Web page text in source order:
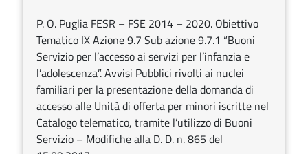
P. O. Puglia FESR – FSE 2014 – 2020. Obiettivo
Tematico IX Azione 9.7 Sub azione 9.7.1 “Buoni
Servizio per l’accesso ai servizi per l’infanzia e
l’adolescenza”. Avvisi Pubblici rivolti ai nuclei
familiari per la presentazione della domanda di
accesso alle Unità di offerta per minori iscritte nel
Catalogo telematico, tramite l’utilizzo di Buoni
Servizio – Modifiche alla D. D. n. 865 del